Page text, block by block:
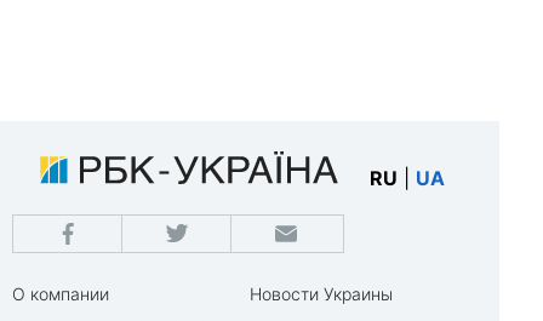
RU UA
О компании
Новости Украины